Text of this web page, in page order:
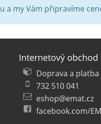
a my Vám připravíme
Internetový obchod
Doprava a platba
732 510 041
eshop@emat.cz
facebook.com/